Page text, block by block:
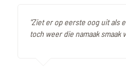
"Ziet er op eerste oog uit als
toch weer die namaak smaak